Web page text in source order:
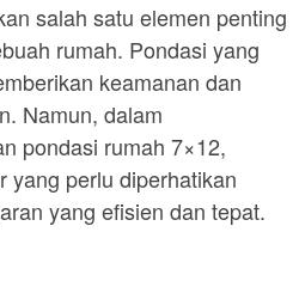
salah satu elemen penting
rumah. Pondasi yang
keamanan dan
Namun, dalam
pondasi rumah 7×12,
yang perlu diperhatikan
yang efisien dan tepat.